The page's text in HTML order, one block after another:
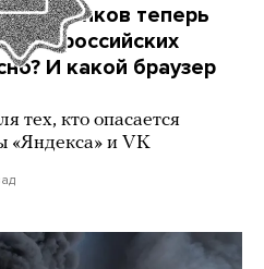
банков теперь
в российских
И какой браузер
тех, кто опасается
«Яндекса» и VK